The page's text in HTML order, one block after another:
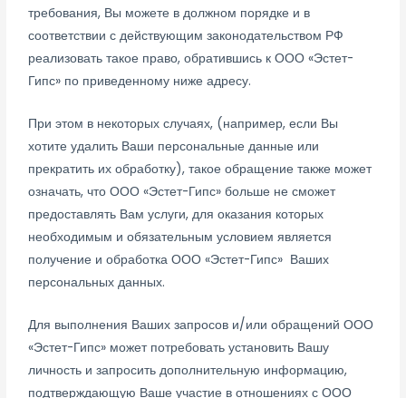
требования, Вы можете в должном порядке и в
соответствии с действующим законодательством РФ
реализовать такое право, обратившись к ООО «Эстет-
Гипс» по приведенному ниже адресу.
При этом в некоторых случаях, (например, если Вы
хотите удалить Ваши персональные данные или
прекратить их обработку), такое обращение также может
означать, что ООО «Эстет-Гипс» больше не сможет
предоставлять Вам услуги, для оказания которых
необходимым и обязательным условием является
получение и обработка ООО «Эстет-Гипс» Ваших
персональных данных.
Для выполнения Ваших запросов и/или обращений ООО
«Эстет-Гипс» может потребовать установить Вашу
личность и запросить дополнительную информацию,
подтверждающую Ваше участие в отношениях с ООО